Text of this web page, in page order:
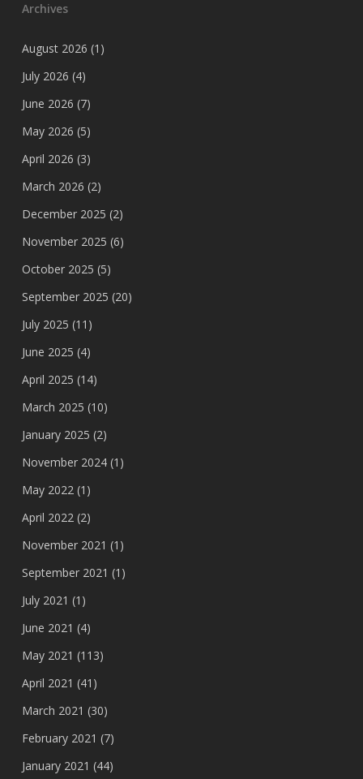
Archives
August 2026 (1)
July 2026 (4)
June 2026 (7)
May 2026 (5)
April 2026 (3)
March 2026 (2)
December 2025 (2)
November 2025 (6)
October 2025 (5)
September 2025 (20)
July 2025 (11)
June 2025 (4)
April 2025 (14)
March 2025 (10)
January 2025 (2)
November 2024(1)
May 2022(1)
April 2022(2)
November 2021 (1)
September 2021 (1)
July 2021 (1)
June 2021 (4)
May 2021 (113)
April 2021 (41)
March 2021 (30)
February 2021 (7)
January 2021 (44)